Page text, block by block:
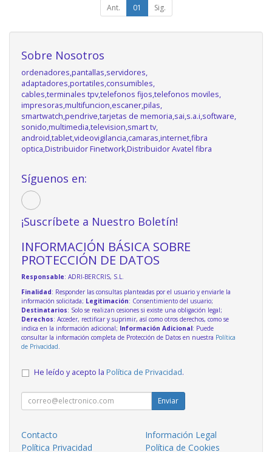
Ant. 01 Sig.
Sobre Nosotros
ordenadores,pantallas,servidores,
adaptadores,portatiles,consumibles,
cables,terminales tpv,telefonos fijos,telefonos moviles,
impresoras,multifuncion,escaner,pilas,
smartwatch,pendrive,tarjetas de memoria,sai,s.a.i,software,
sonido,multimedia,television,smart tv,
android,tablet,videovigilancia,camaras,internet,fibra
optica,Distribuidor Finetwork,Distribuidor Avatel fibra
Síguenos en:
¡Suscríbete a Nuestro Boletín!
INFORMACIÓN BÁSICA SOBRE
PROTECCIÓN DE DATOS
Responsable: ADRI-BERCRIS, S.L.
Finalidad: Responder las consultas planteadas por el usuario y enviarle la
información solicitada; Legitimación: Consentimiento del usuario;
Destinatarios: Solo se realizan cesiones si existe una obligación legal;
Derechos: Acceder, rectificar y suprimir, así como otros derechos, como se
indica en la información adicional; Información Adicional: Puede
consultar la información completa de Protección de Datos en nuestra Política
de Privacidad
He leído y acepto la Política de Privacidad.
Enviar
Contacto
Información Legal
Política Privacidad
Política de Cookies